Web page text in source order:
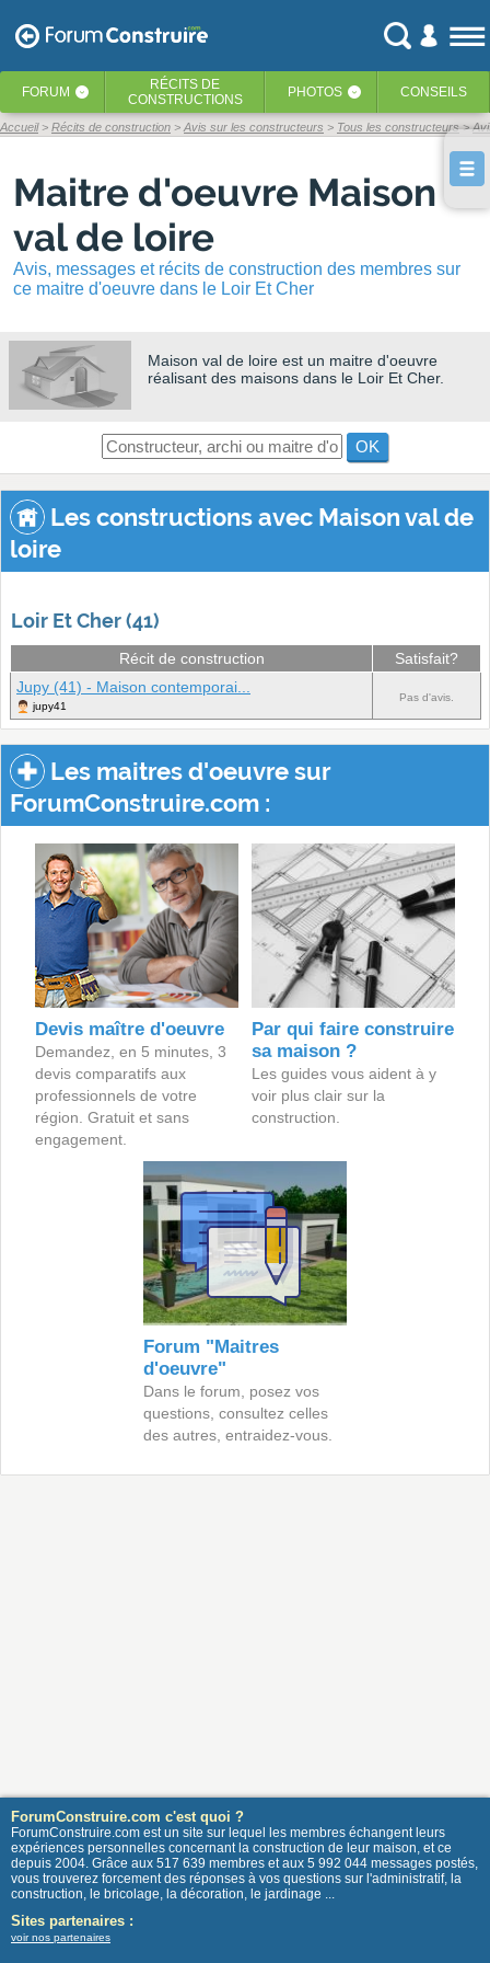
FORUM ‹ RÉCITS DE
CONSTRUCTIONS
PHOTOS ‹ CONSEILS
Accueil Récits de construction Avis sur les constructeurs Tous les constructeurs
Maitre d'oeuvre Maison
val de loire
Avis, messages et récits de construction des membres sur
ce maitre d'oeuvre dans le Loir Et Cher
Maison val de loire est un maitre d'oeuvre
réalisant des maisons dans le Loir Et Cher.
OK
Les constructions avec Maison val de
loire
Loir Et Cher (41)
Récit de construction
Satisfait?
Jupy (41) - Maison contemporai...
jupy41
Pas d'avis.
Les maitres d'oeuvre sur
ForumConstruire.com :
Devis maître d'oeuvre
Demandez, en 5 minutes, 3
devis comparatifs aux
professionnels de votre
région. Gratuit et sans
engagement.
Par qui faire construire
sa maison ?
Les guides vous aident à y
voir plus clair sur la
construction.
Forum "Maitres
d'oeuvre"
Dans le forum, posez vos
questions, consultez celles
des autres, entraidez-vous.
ForumConstruire.com c'est quoi ?
ForumConstruire.com est un site sur lequel les membres échangent leurs
expériences personnelles concernant la construction de leur maison, et ce
depuis 2004. Grâce aux 517 639 membres et aux 5 992 044 messages postés,
vous trouverez forcement des réponses à vos questions sur l'administratif, la
construction, le bricolage, la décoration, le jardinage ...
Sites partenaires :
voir nos partenaires